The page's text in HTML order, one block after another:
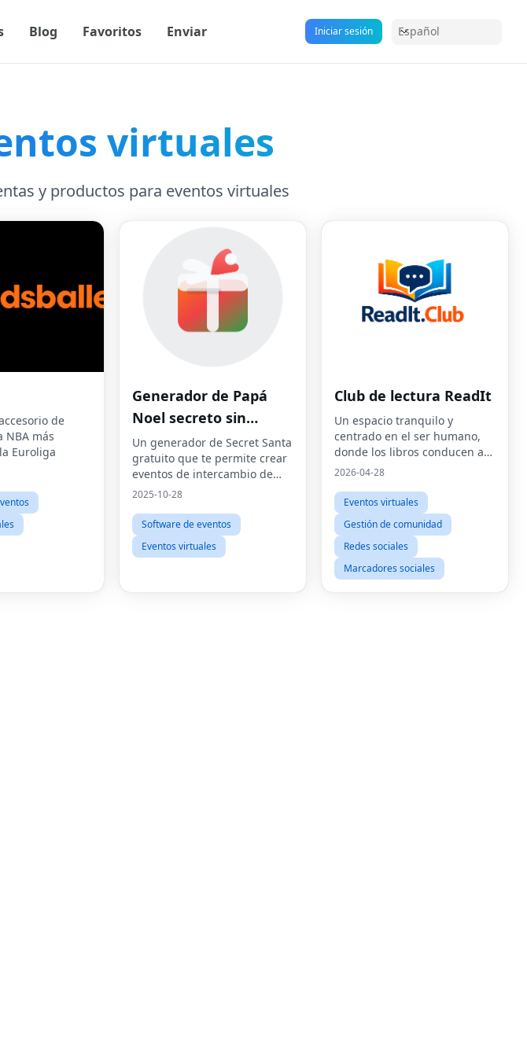
Blog Favoritos Enviar Iniciar sesión Español
virtuales
y productos para eventos virtuales
de
NBA más
Euroliga
Generador de Papá
Noel secreto sin
correo electrónico sin
registro
Un generador de Secret Santa
gratuito que te permite crear
eventos de intercambio de
regalos sin correo electrónico
participantes, establezca
presupuestos y exclusiones, y
2025-10-28
Software de eventos
Eventos virtuales
Club de lectura ReadIt
Un espacio tranquilo y
centrado en el ser humano,
donde los libros conducen a
amistades reales y donde tu
siente organizada,
significativa y viva.
2026-04-28
Eventos virtuales
Gestión de comunidad
Redes sociales
Marcadores sociales